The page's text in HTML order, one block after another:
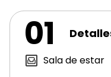
01
Sala de estar